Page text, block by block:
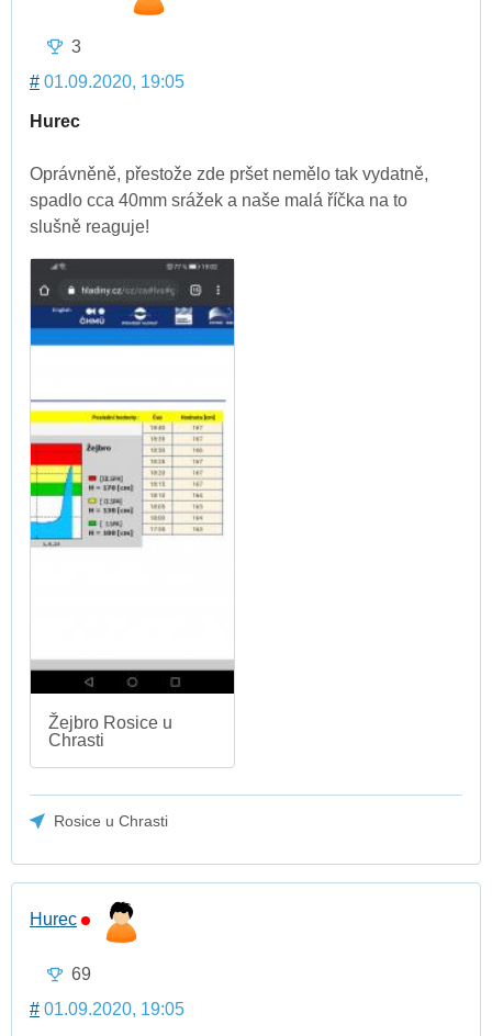
3
# 01.09.2020, 19:05
Hurec
Oprávněně, přestože zde pršet nemělo tak vydatně,
spadlo cca 40mm srážek a naše malá říčka na to
slušně reaguje!
Žejbro Rosice u
Chrasti
Rosice u Chrasti
Hurec
69
# 01.09.2020, 19:05